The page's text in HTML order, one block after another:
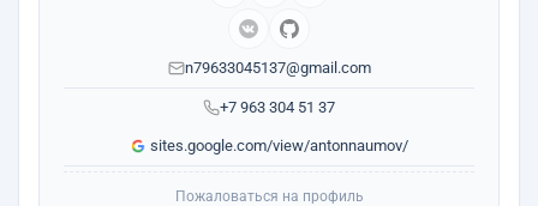
+7 963 304 51 37
n79633045137@gmail.com
sites.google.com/view/antonnaumov/
Пожаловаться на профиль